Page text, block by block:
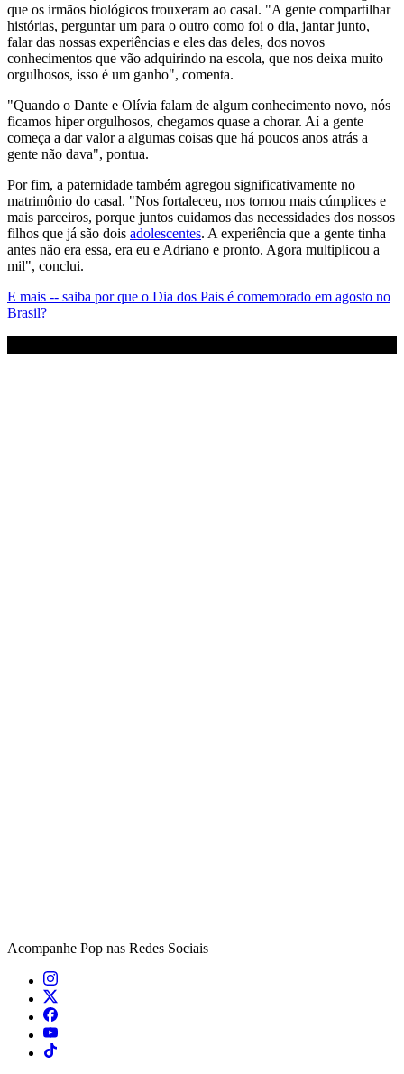
que os irmãos biológicos trouxeram ao casal. "A gente compartilhar
histórias, perguntar um para o outro como foi o dia, jantar junto,
falar das nossas experiências e eles das deles, dos novos
conhecimentos que vão adquirindo na escola, que nos deixa muito
orgulhosos, isso é um ganho", comenta.
"Quando o Dante e Olívia falam de algum conhecimento novo, nós
ficamos hiper orgulhosos, chegamos quase a chorar. Aí a gente
começa a dar valor a algumas coisas que há poucos anos atrás a
gente não dava", pontua.
Por fim, a paternidade também agregou significativamente no
matrimônio do casal. "Nos fortaleceu, nos tornou mais cúmplices e
mais parceiros, porque juntos cuidamos das necessidades dos nossos
filhos que já são dois adolescentes. A experiência que a gente tinha
antes não era essa, era eu e Adriano e pronto. Agora multiplicou a
mil", conclui.
E mais -- saiba por que o Dia dos Pais é comemorado em agosto no
Brasil?
Acompanhe Pop nas Redes Sociais